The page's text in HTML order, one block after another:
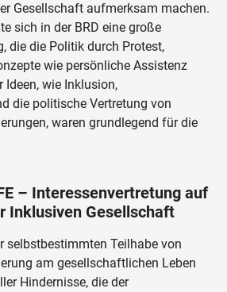
Gesellschaft aufmerksam machen.
sich in der BRD eine große
die die Politik durch Protest,
wie persönliche Assistenz
Ideen, wie Inklusion,
die politische Vertretung von
waren grundlegend für die
– Interessenvertretung auf
Inklusiven Gesellschaft
selbstbestimmten Teilhabe von
am gesellschaftlichen Leben
Hindernisse, die der